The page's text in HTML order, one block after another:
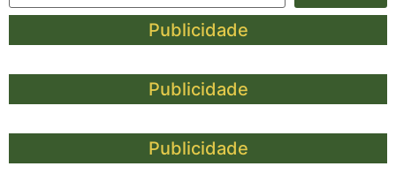
Publicidade
Publicidade
Publicidade